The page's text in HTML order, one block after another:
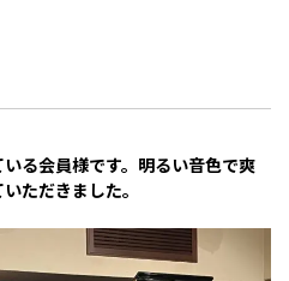
る会員様です。明るい音色で爽
ただきました。